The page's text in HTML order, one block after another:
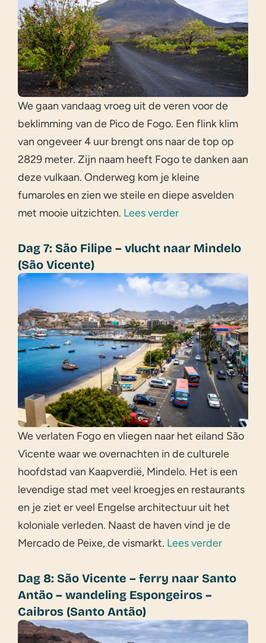
We gaan vandaag vroeg uit de veren voor de
beklimming van de Pico de Fogo. Een flink klim
van ongeveer 4 uur brengt ons naar de top op
2829 meter. Zijn naam heeft Fogo te danken aan
deze vulkaan. Onderweg kom je kleine
fumaroles en zien we steile en diepe asvelden
met mooie uitzichten. Lees verder
Dag 7: São Filipe – vlucht naar Mindelo
(São Vicente)
We verlaten Fogo en vliegen naar het eiland São
Vicente waar we overnachten in de culturele
hoofdstad van Kaapverdië, Mindelo. Het is een
levendige stad met veel kroegjes en restaurants
en je ziet er veel Engelse architectuur uit het
koloniale verleden. Naast de haven vind je de
Mercado de Peixe, de vismarkt. Lees verder
Dag 8: São Vicente – ferry naar Santo
Antão – wandeling Espongeiros –
Caibros (Santo Antão)